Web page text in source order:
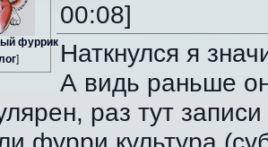
фуррик
]
00:08]
Наткнулся я
А видь раньше
раз тут